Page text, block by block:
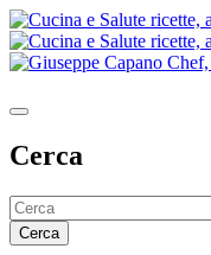
Cerca
Cerca